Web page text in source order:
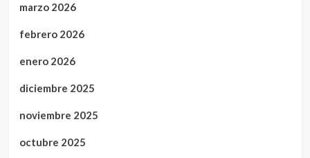
marzo 2026
febrero 2026
enero 2026
diciembre 2025
noviembre 2025
octubre 2025